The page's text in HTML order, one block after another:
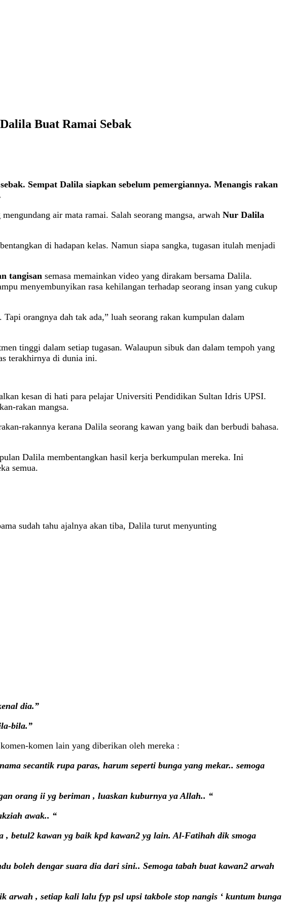
Buat Ramai Sebak
Sempat Dalila siapkan sebelum pemergiannya. Menangis rakan
air mata ramai. Salah seorang mangsa, arwah Nur Dalila
di hadapan kelas. Namun siapa sangka, tugasan itulah menjadi
tangisan semasa memainkan video yang dirakam bersama Dalila.
menyembunyikan rasa kehilangan terhadap seorang insan yang cukup
orangnya dah tak ada,” luah seorang rakan kumpulan dalam
tinggi dalam setiap tugasan. Walaupun sibuk dan dalam tempoh yang
terakhirnya di dunia ini.
kesan di hati para pelajar Universiti Pendidikan Sultan Idris UPSI.
rakan mangsa.
rakannya kerana Dalila seorang kawan yang baik dan berbudi bahasa.
Dalila membentangkan hasil kerja berkumpulan mereka. Ini
semua.
sudah tahu ajalnya akan tiba, Dalila turut menyunting
dia.”
bila.”
komen lain yang diberikan oleh mereka :
secantik rupa paras, harum seperti bunga yang mekar.. semoga
orang ii yg beriman , luaskan kuburnya ya Allah.. “
awak.. “
, betul2 kawan yg baik kpd kawan2 yg lain. Al-Fatihah dik smoga
boleh dengar suara dia dari sini.. Semoga tabah buat kawan2 arwah
arwah , setiap kali lalu fyp psl upsi takbole stop nangis ‘ kuntum bunga